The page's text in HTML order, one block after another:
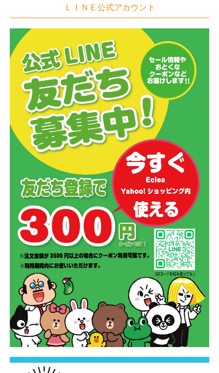
ＬＩＮＥ公式アカウント